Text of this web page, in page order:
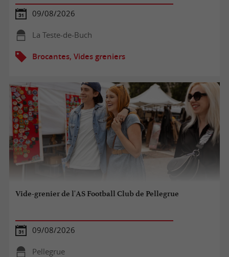
09/08/2026
La Teste-de-Buch
Brocantes, Vides greniers
Vide-grenier de l'AS Football Club de Pellegrue
09/08/2026
Pellegrue